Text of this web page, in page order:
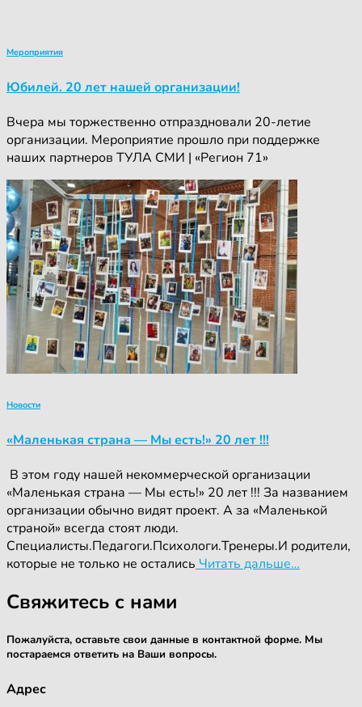
Мероприятия
Юбилей. 20 лет нашей организации!
Вчера мы торжественно отпраздновали 20-летие
организации. Мероприятие прошло при поддержке
наших партнеров ТУЛА СМИ | «Регион 71»
Новости
«Маленькая страна — Мы есть!» 20 лет !!!
‍ ‍В этом году нашей некоммерческой организации
«Маленькая страна — Мы есть!» 20 лет !!! За названием
организации обычно видят проект. А за «Маленькой
страной» всегда стоят люди.
Специалисты.Педагоги.Психологи.Тренеры.И родители,
которые не только не остались Читать дальше…
Свяжитесь с нами
Пожалуйста, оставьте свои данные в контактной форме. Мы
постараемся ответить на Ваши вопросы.
Адрес